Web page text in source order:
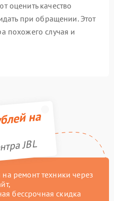
оценить качество
при обращении. Этот
похожего случая и
на
JBL
ремонт техники через
бессрочная скидка